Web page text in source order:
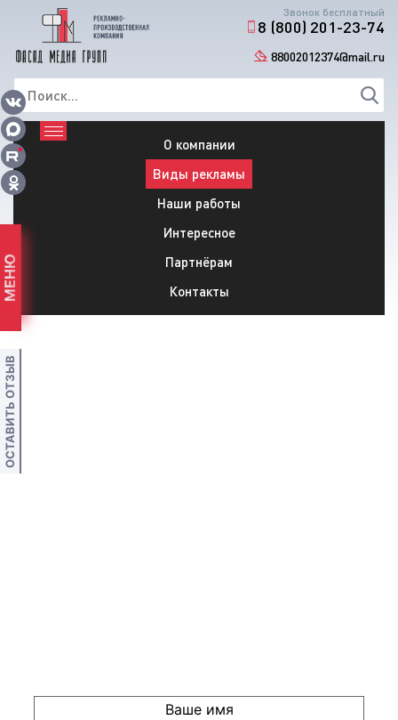
Звонок бесплатный
8 (800) 201-23-74
88002012374@mail.ru
О компании
Виды рекламы
Наши работы
Интересное
Партнёрам
Контакты
МЕНЮ
ОСТАВИТЬ ОТЗЫВ